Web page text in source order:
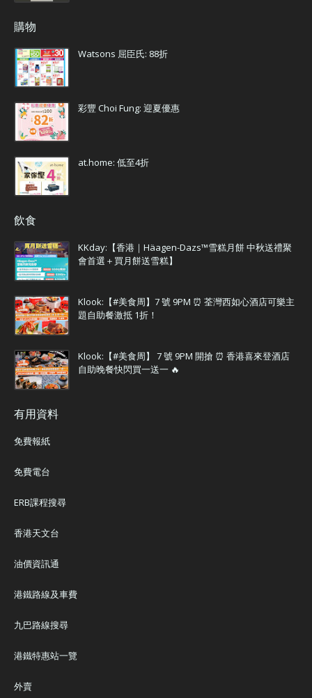
購物
Watsons 屈臣氏: 88折
彩豐 Choi Fung: 迎夏優惠
at.home: 低至4折
飲食
KKday:【香港｜Häagen-Dazs™雪糕月餅 中秋送禮聚
會首選＋買月餅送雪糕】
Klook:【#美食周】7 號 9PM ⏰ 荃灣西如心酒店可樂主
題自助餐激抵 1折！
Klook:【#美食周】 7 號 9PM 開搶 ⏰ 香港喜來登酒店
自助晚餐快閃買一送一 🔥
有用資料
免費報紙
免費電台
ERB課程搜尋
香港天文台
油價資訊通
港鐵路線及車費
九巴路線搜尋
港鐵特惠站一覽
外賣